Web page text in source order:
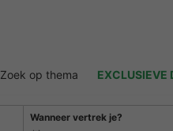
Zoek op thema EXCLUSIEVE
Wanneer vertrek je?